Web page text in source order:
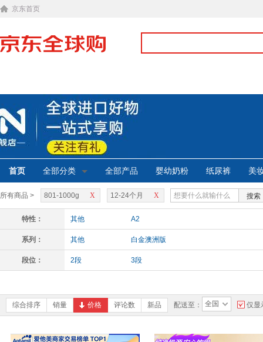
京东首页
首页 全部分类 全部产品 婴幼奶粉 纸尿裤 美
所有商品 > X
801-1000g X
12-24个月 搜索
特性： 其他 A2
系列： 其他 白金澳洲版
段位： 2段 3段
综合排序 销量 价格 评论数 新品 配送至： 全国 仅显